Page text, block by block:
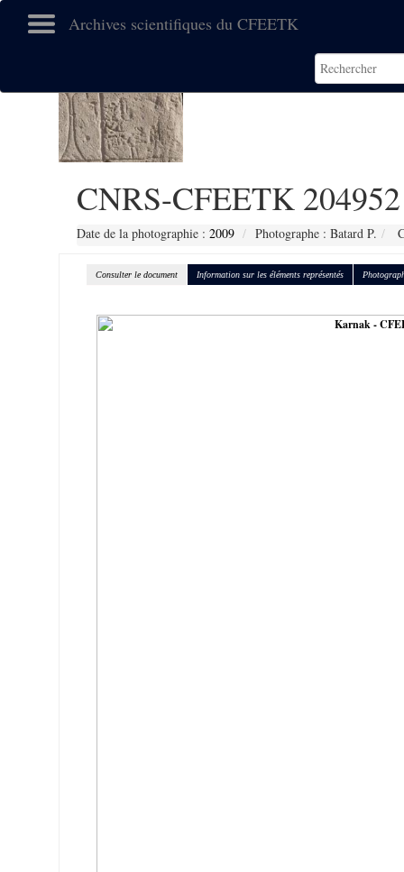
Archives scientifiques du CFEETK
CNRS-CFEETK 204952
Date de la photographie : 2009 Photographe : Batard P.
Consulter le document Information sur les éléments représentés